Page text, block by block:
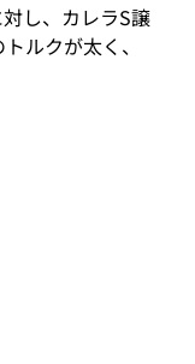
し、カレラS譲
ルクが太く、